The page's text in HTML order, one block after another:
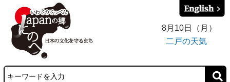
8月10日（月）
二戸の天気